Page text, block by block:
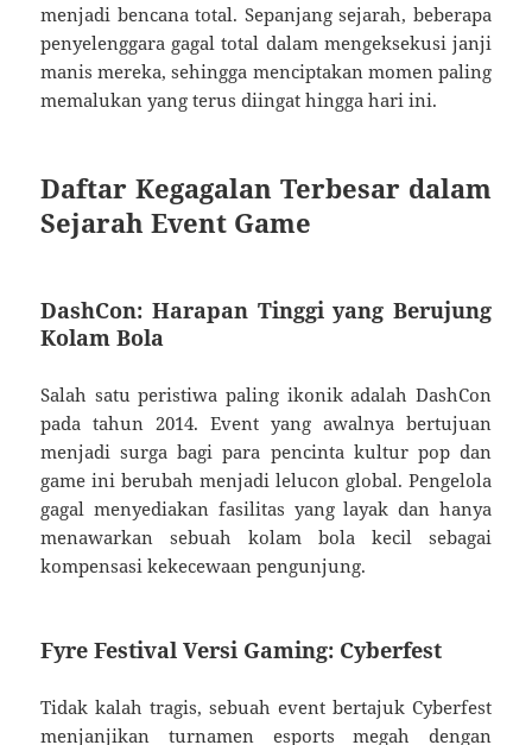
menjadi bencana total. Sepanjang sejarah, beberapa
penyelenggara gagal total dalam mengeksekusi janji
manis mereka, sehingga menciptakan momen paling
memalukan yang terus diingat hingga hari ini.
Daftar Kegagalan Terbesar dalam
Sejarah Event Game
DashCon: Harapan Tinggi yang Berujung
Kolam Bola
Salah satu peristiwa paling ikonik adalah DashCon
pada tahun 2014. Event yang awalnya bertujuan
menjadi surga bagi para pencinta kultur pop dan
game ini berubah menjadi lelucon global. Pengelola
gagal menyediakan fasilitas yang layak dan hanya
menawarkan sebuah kolam bola kecil sebagai
kompensasi kekecewaan pengunjung.
Fyre Festival Versi Gaming: Cyberfest
Tidak kalah tragis, sebuah event bertajuk Cyberfest
menjanjikan turnamen esports megah dengan